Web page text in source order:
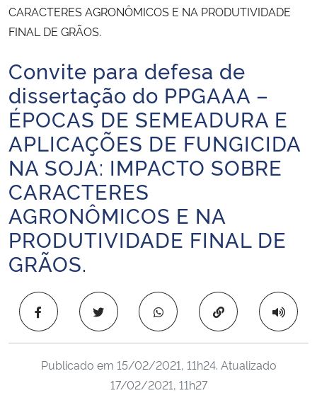
Ministério da Infraestrutura
Ministério da Educação
Ministério da Cidadania
Ministério da Saúde
Ministério de Minas e Energia
Ministério da Ciência, Tecnologia, Inovações e Comunicações
Ministério do Turismo
Ministério do Desenvolvimento Regional
CARACTERES AGRONÔMICOS E NA PRODUTIVIDADE
FINAL DE GRÃOS.
Início do conteúdo
Convite para defesa de
dissertação do PPGAAA –
ÉPOCAS DE SEMEADURA E
APLICAÇÕES DE FUNGICIDA
NA SOJA: IMPACTO SOBRE
CARACTERES
AGRONÔMICOS E NA
PRODUTIVIDADE FINAL DE
GRÃOS.
Copiar para área
Publicado em 15/02/2021, 11h24. Atualizado
17/02/2021, 11h27